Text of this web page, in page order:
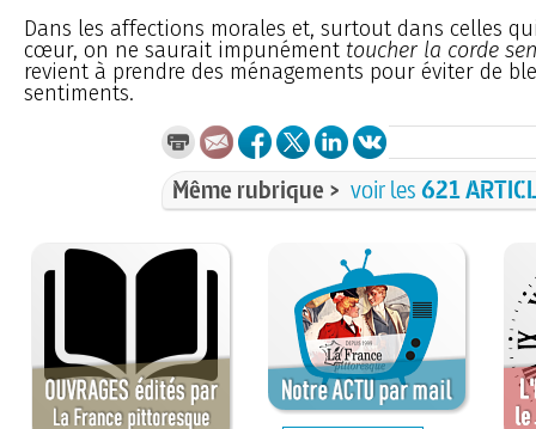
Dans les affections morales et, surtout dans celles
cœur, on ne saurait impunément toucher la corde
revient à prendre des ménagements pour éviter de
sentiments.
Même rubrique > voir les621